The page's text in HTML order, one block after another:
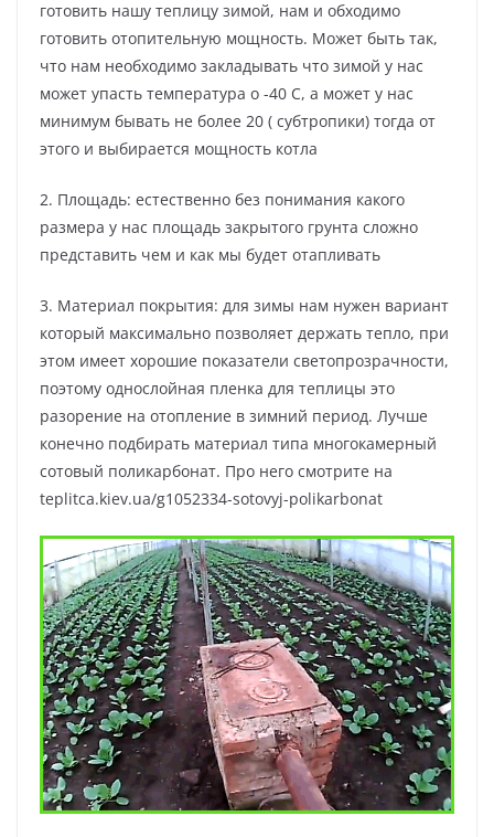
готовить нашу теплицу зимой, нам и обходимо
готовить отопительную мощность. Может быть так,
что нам необходимо закладывать что зимой у нас
может упасть температура о -40 С, а может у нас
минимум бывать не более 20 ( субтропики) тогда от
этого и выбирается мощность котла
2. Площадь: естественно без понимания какого
размера у нас площадь закрытого грунта сложно
представить чем и как мы будет отапливать
3. Материал покрытия: для зимы нам нужен вариант
который максимально позволяет держать тепло, при
этом имеет хорошие показатели светопрозрачности,
поэтому однослойная пленка для теплицы это
разорение на отопление в зимний период. Лучше
конечно подбирать материал типа многокамерный
сотовый поликарбонат. Про него смотрите на
teplitca.kiev.ua/g1052334-sotovyj-polikarbonat